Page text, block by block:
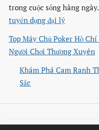
trong cuộc sống hàng ngày.
tuyển dụng đại lý
Top Máy Chủ Poker Hồ
Người Chơi Thường Xuyên
Khám Phá Cam Ranh
Sắc